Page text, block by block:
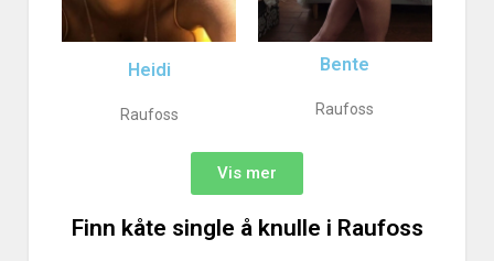
Heidi
Raufoss
Bente
Raufoss
Vis mer
Finn kåte single å knulle i Raufoss